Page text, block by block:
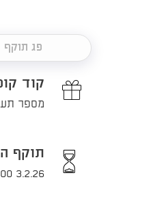
פג תוקף
קוד
מספר
תוקף
3.2.26 20:00